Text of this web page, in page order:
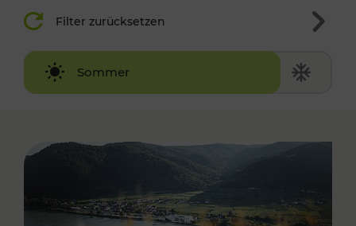
Filter zurücksetzen
Sommer
Winter